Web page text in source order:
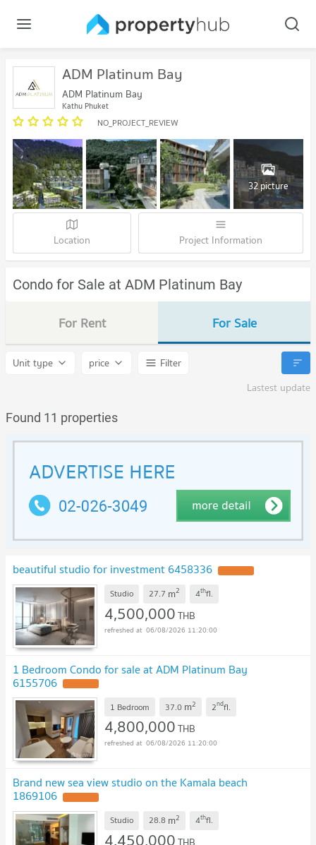
ADM Platinum Bay
ADM Platinum Bay
Kathu Phuket
NO_PROJECT_REVIEW
32 picture
Location Project Information
Condo for Sale at ADM Platinum Bay
For Rent For Sale
Unit type price
Filter
Lastest update
Found 11 properties
beautiful studio for investment 6458336
Studio 27.7 m2 4thfl.
4,500,000THB
06/08/2026 11:20:00
1 Bedroom Condo for sale at ADM Platinum Bay
6155706
1 Bedroom 37.0 m2 2ndfl.
4,800,000THB
06/08/2026 11:20:00
Brand new sea view studio on the Kamala beach
1869106
Studio 28.8 m2 4thfl.
4,450,000